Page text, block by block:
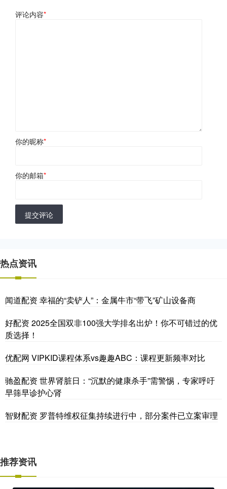
评论内容*
你的昵称*
你的邮箱*
提交评论
热点资讯
闻道配资 幸福的“卖铲人”：金属牛市“带飞”矿山设备商
好配资 2025全国双非100强大学排名出炉！你不可错过的优
质选择！
优配网 VIPKID课程体系vs趣趣ABC：课程更新频率对比
驰盈配资 世界肾脏日：“沉默的健康杀手”需警惕，专家呼吁
早筛早诊护心肾
智财配资 罗普特维权征集持续进行中，部分案件已立案审理
推荐资讯